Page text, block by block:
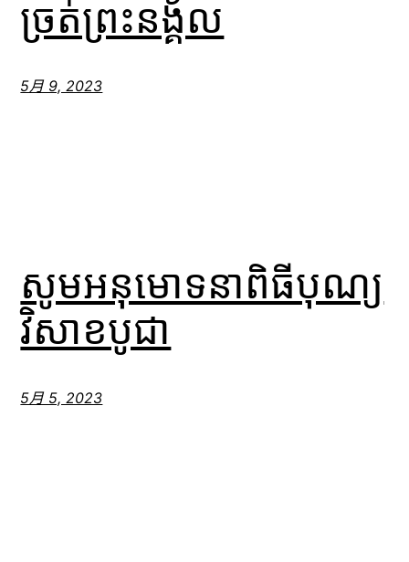
ច្រត់ព្រះនង្គ័ល
5月 9, 2023
សូមអនុមោទនាពិធីបុណ្យ
វិសាខបូជា
5月 5, 2023